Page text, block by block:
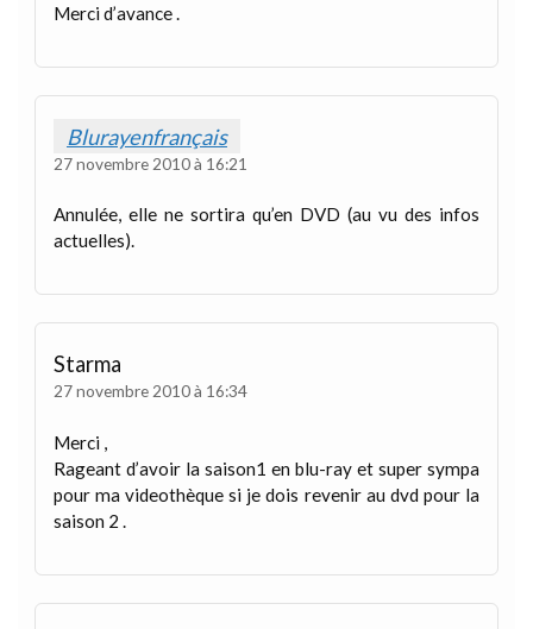
Merci d’avance .
Blurayenfrançais
27 novembre 2010 à 16:21
Annulée, elle ne sortira qu’en DVD (au vu des infos
actuelles).
Starma
27 novembre 2010 à 16:34
Merci ,
Rageant d’avoir la saison1 en blu-ray et super sympa
pour ma videothèque si je dois revenir au dvd pour la
saison 2 .